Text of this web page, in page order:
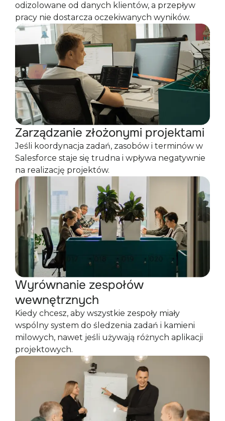
odizolowane od danych klientów, a przepływ
pracy nie dostarcza oczekiwanych wyników.
Zarządzanie złożonymi projektami
Jeśli koordynacja zadań, zasobów i terminów w
Salesforce staje się trudna i wpływa negatywnie
na realizację projektów.
Wyrównanie zespołów
wewnętrznych
Kiedy chcesz, aby wszystkie zespoły miały
wspólny system do śledzenia zadań i kamieni
milowych, nawet jeśli używają różnych aplikacji
projektowych.